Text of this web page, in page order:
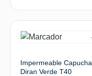
Impermeable Capucha
Diran Verde T40